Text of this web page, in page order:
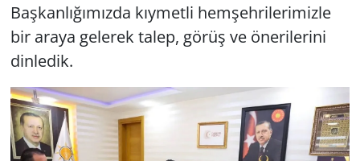
Başkanlığımızda kıymetli hemşehrilerimizle
bir araya gelerek talep, görüş ve önerilerini
dinledik.